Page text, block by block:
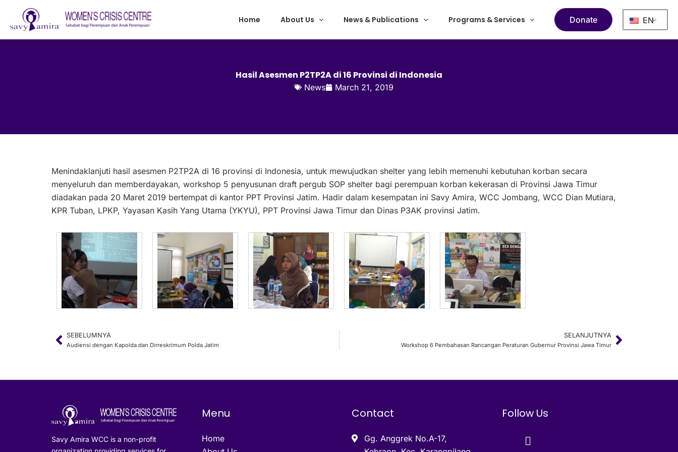
content
Home About Us News & Publications Programs & Services Donate EN
Hasil Asesmen P2TP2A di 16 Provinsi di Indonesia
News March 21, 2019
Menindaklanjuti hasil asesmen P2TP2A di 16 provinsi di Indonesia, untuk mewujudkan shelter yang lebih memenuhi kebutuhan korban secara
menyeluruh dan memberdayakan, workshop 5 penyusunan draft pergub SOP shelter bagi perempuan korban kekerasan di Provinsi Jawa Timur
diadakan pada 20 Maret 2019 bertempat di kantor PPT Provinsi Jatim. Hadir dalam kesempatan ini Savy Amira, WCC Jombang, WCC Dian Mutiara,
KPR Tuban, LPKP, Yayasan Kasih Yang Utama (YKYU), PPT Provinsi Jawa Timur dan Dinas P3AK provinsi Jatim.
Prev
SEBELUMNYA
Audiensi dengan Kapolda dan Dirreskrimum Polda Jatim
SELANJUTNYA
Workshop 6 Pembahasan Rancangan Peraturan Gubernur Provinsi Jawa TimurNext
Savy Amira WCC is a non-profit
Menu
Home
Contact
Gg. Anggrek No.A-17,
Follow Us